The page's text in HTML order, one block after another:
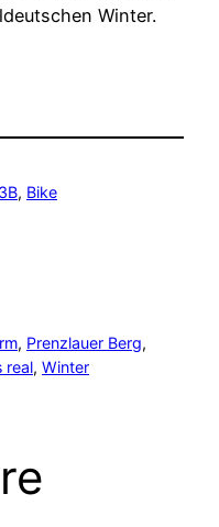
Winter.
, Bike
, Prenzlauer Berg
real, Winter